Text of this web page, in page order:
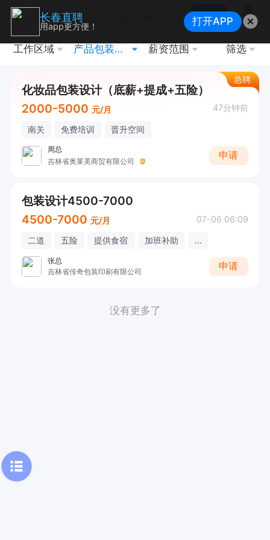
搜索
地图
工作区域 产品包装设计 薪资范围 筛选
急聘
化妆品包装设计（底薪+提成+五险）
2000-5000 元/月 47分钟前
南关 免费培训 晋升空间
周总
吉林省奥莱美商贸有限公司
申请
包装设计4500-7000
4500-7000 元/月 07-06 06:09
二道 五险 提供食宿 加班补助 ...
张总
吉林省传奇包装印刷有限公司
申请
没有更多了
长春直聘
用app更方便！ 打开APP